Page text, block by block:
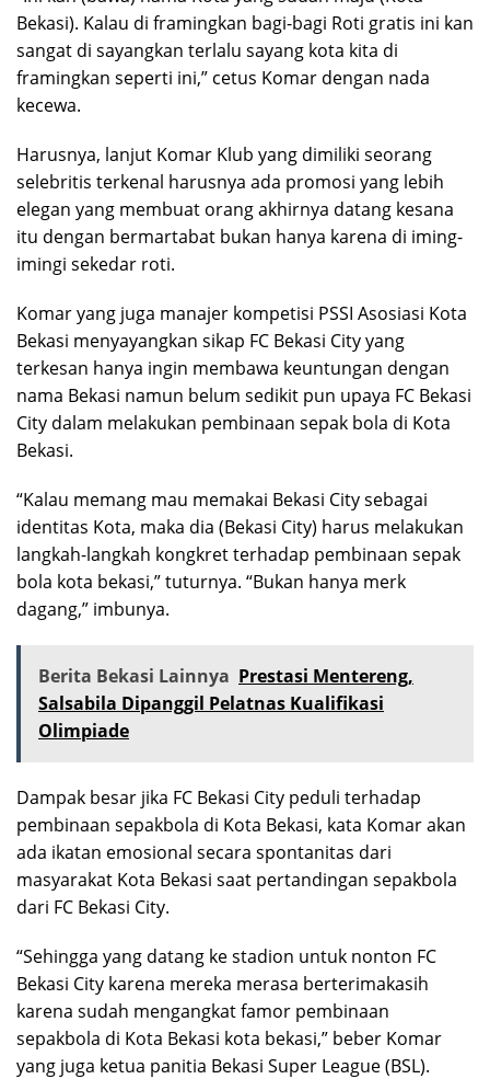
Bekasi). Kalau di framingkan bagi-bagi Roti gratis ini kan
sangat di sayangkan terlalu sayang kota kita di
framingkan seperti ini,” cetus Komar dengan nada
kecewa.
Harusnya, lanjut Komar Klub yang dimiliki seorang
selebritis terkenal harusnya ada promosi yang lebih
elegan yang membuat orang akhirnya datang kesana
itu dengan bermartabat bukan hanya karena di iming-
imingi sekedar roti.
Komar yang juga manajer kompetisi PSSI Asosiasi Kota
Bekasi menyayangkan sikap FC Bekasi City yang
terkesan hanya ingin membawa keuntungan dengan
nama Bekasi namun belum sedikit pun upaya FC Bekasi
City dalam melakukan pembinaan sepak bola di Kota
Bekasi.
“Kalau memang mau memakai Bekasi City sebagai
identitas Kota, maka dia (Bekasi City) harus melakukan
langkah-langkah kongkret terhadap pembinaan sepak
bola kota bekasi,” tuturnya. “Bukan hanya merk
dagang,” imbunya.
Berita Bekasi Lainnya Prestasi Mentereng,
Salsabila Dipanggil Pelatnas Kualifikasi
Olimpiade
Dampak besar jika FC Bekasi City peduli terhadap
pembinaan sepakbola di Kota Bekasi, kata Komar akan
ada ikatan emosional secara spontanitas dari
masyarakat Kota Bekasi saat pertandingan sepakbola
dari FC Bekasi City.
“Sehingga yang datang ke stadion untuk nonton FC
Bekasi City karena mereka merasa berterimakasih
karena sudah mengangkat famor pembinaan
sepakbola di Kota Bekasi kota bekasi,” beber Komar
yang juga ketua panitia Bekasi Super League (BSL).